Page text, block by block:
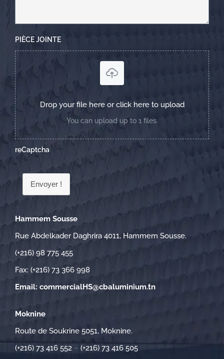
PIÈCE JOINTE
Drop your file here or click here to upload
You can upload up to 1 files.
reCaptcha
Envoyer !
Hammem Sousse
Rue Abdelkader Daghrira 4011, Hammem Sousse.
(+216) 98 775 455
Fax: (+216) 73 366 998
Email: commercialHS@cbaluminium.tn
Moknine
Route de Soukrine 5051, Moknine.
(+216) 73 416 552– (+216) 73 416 505